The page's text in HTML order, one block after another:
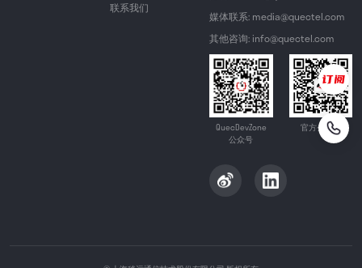
联系我们
媒体联系: media@quectel.com
其他咨询: info@quectel.com
QuecDevZone
公众号
官方公众号